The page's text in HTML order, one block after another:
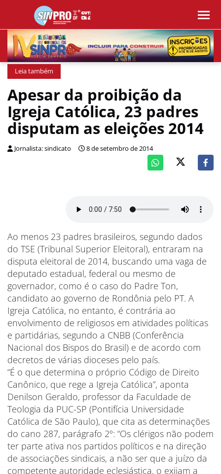
Leia também
Apesar da proibição da
Igreja Católica, 23 padres
disputam as eleições 2014
Jornalista: sindicato 8 de setembro de 2014
Ao menos 23 padres brasileiros, segundo dados
do TSE (Tribunal Superior Eleitoral), entraram na
disputa eleitoral de 2014, buscando uma vaga de
deputado estadual, federal ou mesmo de
governador, como é o caso do Padre Ton,
candidato ao governo de Rondônia pelo PT. A
Igreja Católica, no entanto, é contrária ao
envolvimento de religiosos em atividades políticas
e partidárias, segundo a CNBB (Conferência
Nacional dos Bispos do Brasil) e de acordo com
decretos de várias dioceses pelo país.
“É o que determina o próprio Código de Direito
Canônico, que rege a Igreja Católica”, aponta
Denilson Geraldo, professor da Faculdade de
Teologia da PUC-SP (Pontifícia Universidade
Católica de São Paulo), que cita as determinações
do cano 287, parágrafo 2º: “Os clérigos não podem
ter parte ativa nos partidos políticos e na direção
de associações sindicais, a não ser que a juízo da
competente autoridade eclesiástica, o exijam a